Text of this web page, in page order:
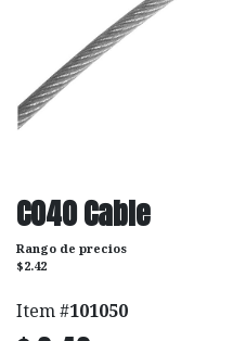
C040 Cable
Rango de precios
$2.42
Item #101050